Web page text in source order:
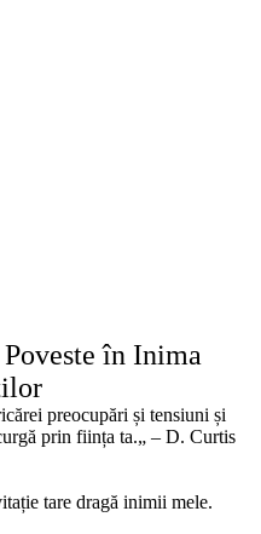
în Inima
preocupări și tensiuni și
prin ființa ta.„ – D. Curtis
tare dragă inimii mele.